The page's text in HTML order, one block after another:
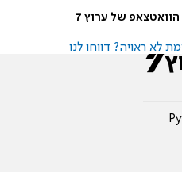
של ערוץ 7
לא ראויה? דווחו לנו